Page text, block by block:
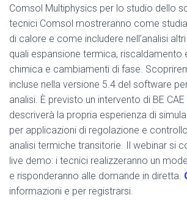
Comsol Multiphysics per lo studio dello
tecnici Comsol mostreranno come
di calore e come includere nell’analisi
quali espansione termica, riscaldamento
chimica e cambiamenti di fase.
incluse nella versione 5.4 del software
analisi. È previsto un intervento di BE
descriverà la propria esperienza di
per applicazioni di regolazione e
analisi termiche transitorie. Il webinar si
live demo: i tecnici realizzeranno un
e risponderanno alle domande in diretta.
informazioni e per registrarsi.